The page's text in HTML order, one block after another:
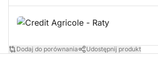
Dodaj do porównania Udostępnij produkt